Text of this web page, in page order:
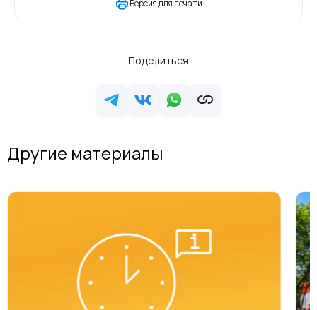
Версия для печати
Поделиться
Другие материалы